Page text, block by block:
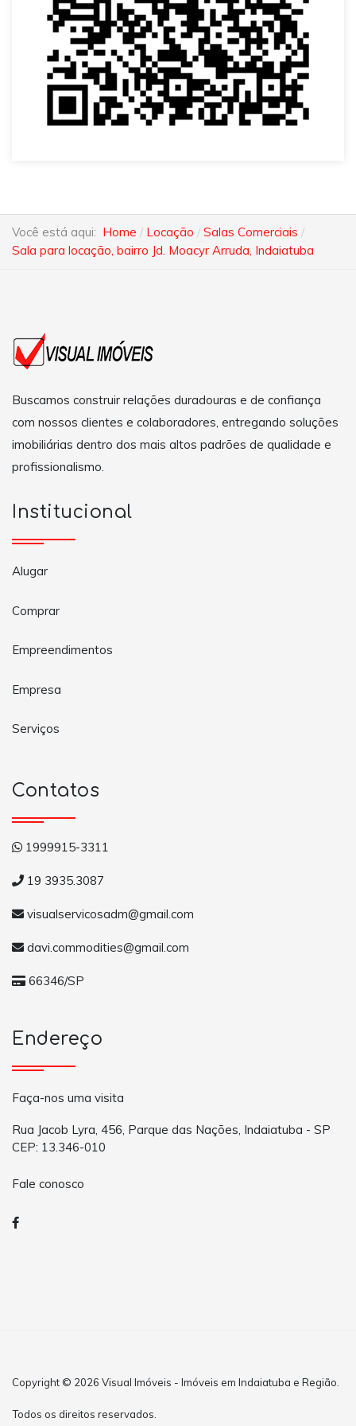
Você está aqui: Home Locação
Salas Comerciais
Sala para locação, bairro Jd. Moacyr Arruda, Indaiatuba
Buscamos construir relações duradouras e de confiança
com nossos clientes e colaboradores, entregando soluções
imobiliárias dentro dos mais altos padrões de qualidade e
profissionalismo.
Institucional
Alugar
Comprar
Empreendimentos
Empresa
Serviços
Contatos
1999915-3311
19 3935.3087
visualservicosadm@gmail.com
davi.commodities@gmail.com
66346/SP
Endereço
Faça-nos uma visita
Rua Jacob Lyra, 456, Parque das Nações, Indaiatuba - SP
CEP: 13.346-010
Fale conosco
Copyright © 2026 Visual Imóveis - Imóveis em Indaiatuba e Região.
Todos os direitos reservados.